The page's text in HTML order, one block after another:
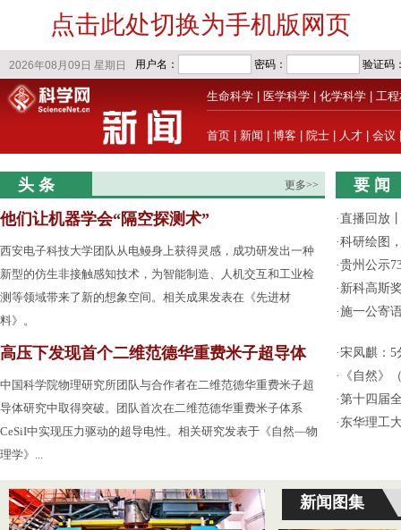
点击此处切换为手机版网页
生命科学 医学科学 化学科学 工
首页 新闻 博客 院士 人才 会议
头 条 更多>>
他们让机器学会“隔空探测术”
西安电子科技大学团队从电鳗身上获得灵感，成功研发出一种
新型的仿生非接触感知技术，为智能制造、人机交互和工业检
测等领域带来了新的想象空间。相关成果发表在《先进材
料》。
高压下发现首个二维范德华重费米子超导体
中国科学院物理研究所团队与合作者在二维范德华重费米子超
导体研究中取得突破。团队首次在二维范德华重费米子体系
CeSiI中实现压力驱动的超导电性。相关研究发表于《自然—物
理学》...
要 闻
·直播回放
·科研绘图
·贵州公示
· 新科高斯
·施一公寄
·宋凤麒：5
·
《自然》
·第十四届
· 东华理工
新闻图集